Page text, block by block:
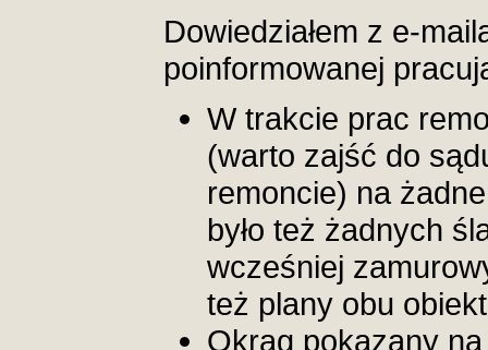
Dowiedziałem z e-
poinformowanej
W trakcie prac
(warto zajść do
remoncie) na
było też żadnych
wcześniej
też plany obu
Okrąg pokazany